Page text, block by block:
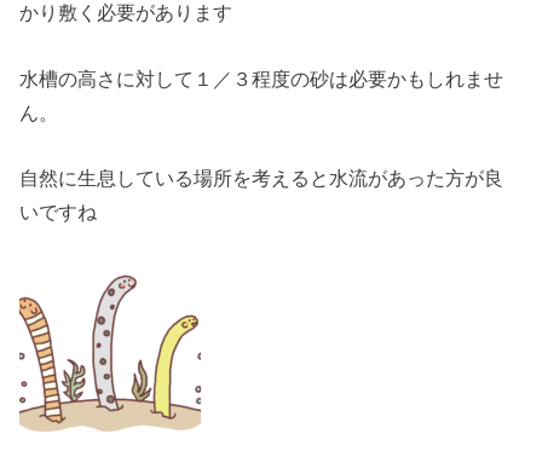
かり敷く必要があります
水槽の高さに対して１／３程度の砂は必要かもしれませ
ん。
自然に生息している場所を考えると水流があった方が良
いですね